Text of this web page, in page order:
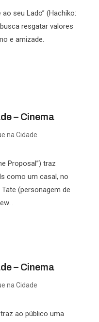
ao seu Lado” (Hachiko:
resgatar valores
e amizade.
– Cinema
na Cidade
Proposal”) traz
como um casal, no
Tate (personagem de
– Cinema
na Cidade
traz ao público uma